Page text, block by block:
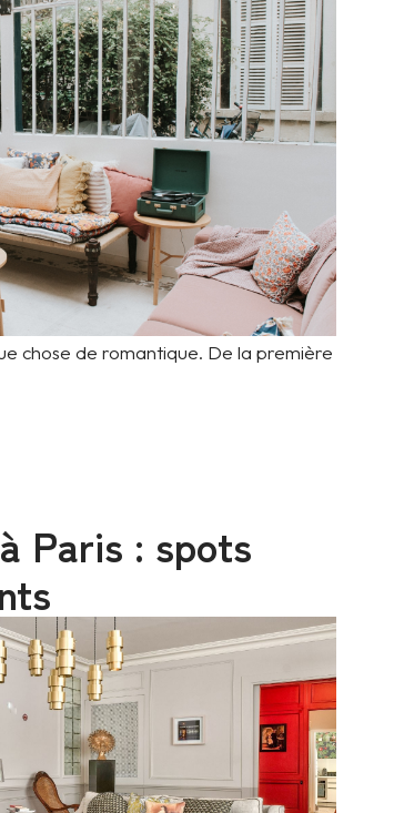
chose de romantique. De la première
Paris : spots